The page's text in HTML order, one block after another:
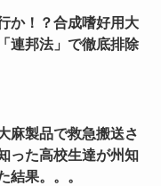
か！？合成嗜好用大
連邦法」で徹底排除
麻製品で救急搬送さ
った高校生達が州知
結果。。。